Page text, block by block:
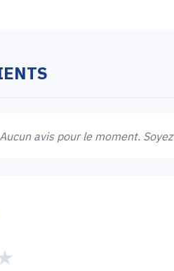
Aucun avis pour le moment.